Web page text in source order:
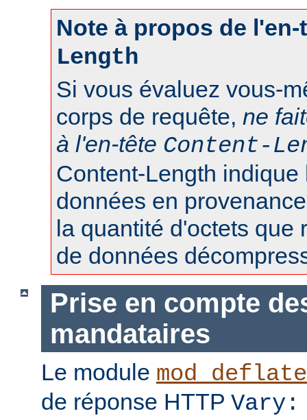
Note à propos de
Length
Si vous évaluez vous-
corps de requête, ne
à l'en-tête Content-
Content-Length
données en
la quantité d'octets que
de données
Prise en compte
mandataires
Le module mod_deflate
de réponse HTTP Vary: